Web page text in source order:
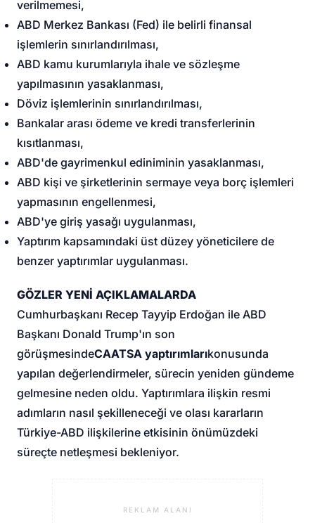
verilmemesi,
ABD Merkez Bankası (Fed) ile belirli finansal
işlemlerin sınırlandırılması,
ABD kamu kurumlarıyla ihale ve sözleşme
yapılmasının yasaklanması,
Döviz işlemlerinin sınırlandırılması,
Bankalar arası ödeme ve kredi transferlerinin
kısıtlanması,
ABD'de gayrimenkul ediniminin yasaklanması,
ABD kişi ve şirketlerinin sermaye veya borç işlemleri
yapmasının engellenmesi,
ABD'ye giriş yasağı uygulanması,
Yaptırım kapsamındaki üst düzey yöneticilere de
benzer yaptırımlar uygulanması.
GÖZLER YENİ AÇIKLAMALARDA
Cumhurbaşkanı Recep Tayyip Erdoğan ile ABD
Başkanı Donald Trump'ın son
görüşmesindeCAATSA yaptırımlarıkonusunda
yapılan değerlendirmeler, sürecin yeniden gündeme
gelmesine neden oldu. Yaptırımlara ilişkin resmi
adımların nasıl şekilleneceği ve olası kararların
Türkiye-ABD ilişkilerine etkisinin önümüzdeki
süreçte netleşmesi bekleniyor.
REKLAM ALANI